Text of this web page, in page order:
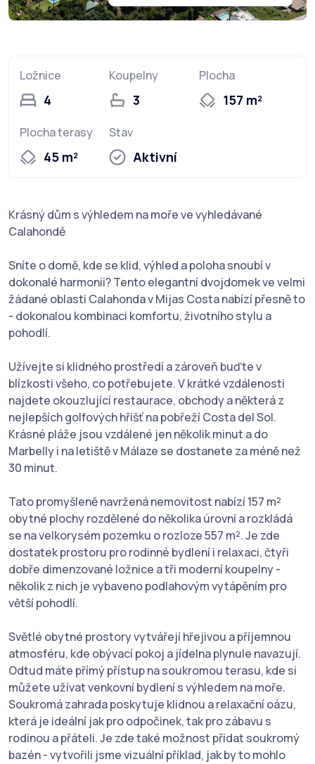
Ložnice
4
Koupelny
3
Plocha
157 m²
Plocha terasy
45 m²
Stav
Aktivní
Krásný dům s výhledem na moře ve vyhledávané
Calahondě
Sníte o domě, kde se klid, výhled a poloha snoubí v
dokonalé harmonii? Tento elegantní dvojdomek ve velmi
žádané oblasti Calahonda v Mijas Costa nabízí přesně to
- dokonalou kombinaci komfortu, životního stylu a
pohodlí.
Užívejte si klidného prostředí a zároveň buďte v
blízkosti všeho, co potřebujete. V krátké vzdálenosti
najdete okouzlující restaurace, obchody a některá z
nejlepších golfových hřišť na pobřeží Costa del Sol.
Krásné pláže jsou vzdálené jen několik minut a do
Marbelly i na letiště v Málaze se dostanete za méně než
30 minut.
Tato promyšleně navržená nemovitost nabízí 157 m²
obytné plochy rozdělené do několika úrovní a rozkládá
se na velkorysém pozemku o rozloze 557 m². Je zde
dostatek prostoru pro rodinné bydlení i relaxaci, čtyři
dobře dimenzované ložnice a tři moderní koupelny -
několik z nich je vybaveno podlahovým vytápěním pro
větší pohodlí.
Světlé obytné prostory vytvářejí hřejivou a příjemnou
atmosféru, kde obývací pokoj a jídelna plynule navazují.
Odtud máte přímý přístup na soukromou terasu, kde si
můžete užívat venkovní bydlení s výhledem na moře.
Soukromá zahrada poskytuje klidnou a relaxační oázu,
která je ideální jak pro odpočinek, tak pro zábavu s
rodinou a přáteli. Je zde také možnost přidat soukromý
bazén - vytvořili jsme vizuální příklad, jak by to mohlo